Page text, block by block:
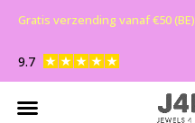
9.7
Gratis verzending vanaf €50 (BE)